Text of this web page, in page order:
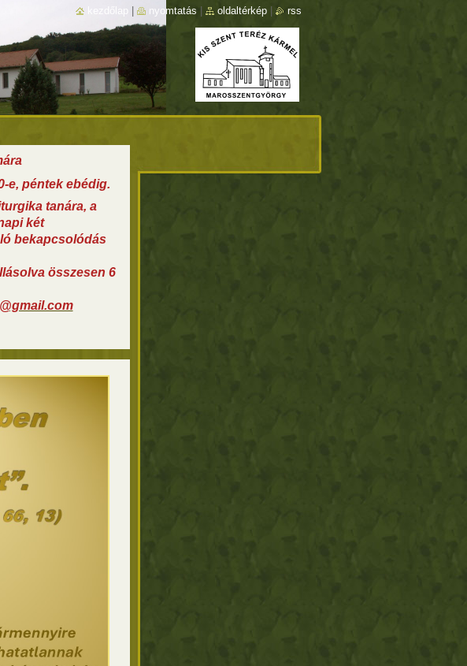
e, péntek ebédig.
tanára, a
két
bekapcsolódás
összesen 6
kezdőlap nyomtatás oldaltérkép rss